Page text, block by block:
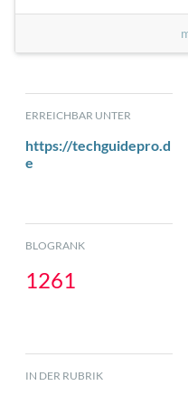
ERREICHBAR UNTER
https://techguidepro.d
e
BLOGRANK
1261
IN DER RUBRIK